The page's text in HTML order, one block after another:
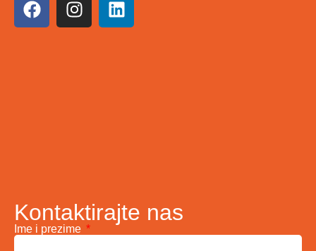
Kontaktirajte nas
Ime i prezime